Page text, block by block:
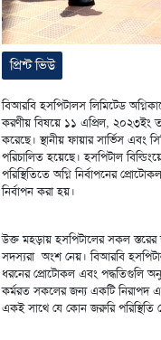
প্রিন্ট ভিউ
বিআরবি হসপিটালস লিমিটেড
করণীয় বিষয়ে ১১ এপ্রিল, ২০২৩ইং
করেছে। স্থানীয় ফায়ার সার্ভিস এবং
পরিচালিত হয়েছে। হসপিটাল
পরিস্থিতিতে অগ্নি নির্বাপনের
নির্বাপন করা হয়।
উক্ত মহড়ায় হসপিটালের সকল স্তরের
সদস্যরা অংশ নেয়। বিআরবি
ধরনের প্রোটোকল এবং পদ্ধতিগুলি
কর্মরত সকলের জন্য একটি নিরাপদ
একই সাথে যে কোন জরুরি পরিস্থিতি